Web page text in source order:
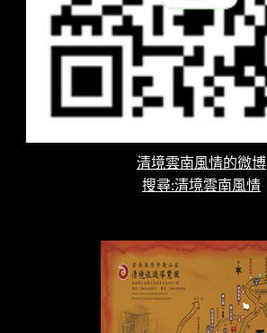
清境雲南風情的微博
搜尋:清境雲南風情